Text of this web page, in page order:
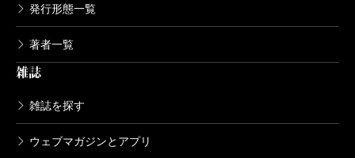
発行形態一覧
著者一覧
雑誌
雑誌を探す
ウェブマガジンとアプリ